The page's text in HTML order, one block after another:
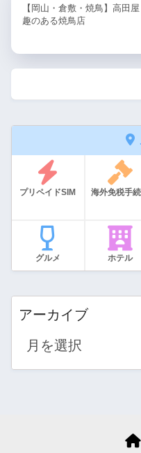
【岡山・倉敷・焼鳥】高田
趣のある焼鳥店
プリペイドSIM 海外免税手
グルメ ホテル
アーカイブ